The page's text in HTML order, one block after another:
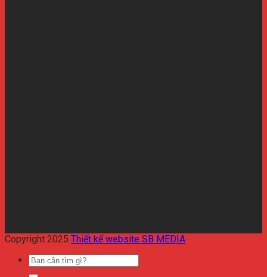
Copyright 2025 Thiết kế website SB MEDIA